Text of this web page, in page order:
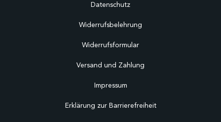
Datenschutz
Widerrufsbelehrung
Widerrufsformular
Versand und Zahlung
Impressum
Erklärung zur Barrierefreiheit